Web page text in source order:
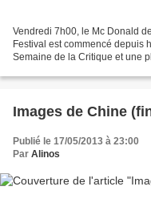
Vendredi 7h00, le Mc Donald
Festival est commencé depuis
Semaine de la Critique et une
Images de Chine
Publié le 17/05/2013 à 23:00
Par Alinos